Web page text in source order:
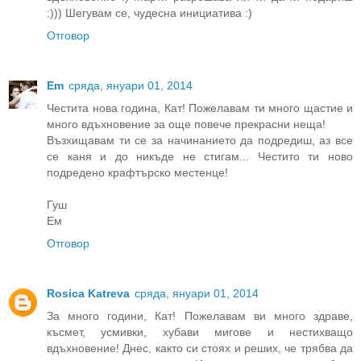
:))) Шегувам се, чудесна инициатива :)
Отговор
Em сряда, януари 01, 2014
Честита нова година, Кат! Пожелавам ти много щастие и
много вдъхновение за още повече прекрасни неща!
Възхищавам ти се за начинанието да подредиш, аз все
се каня и до никъде не стигам... Честито ти ново
подредено крафтърско местенце!
Гуш
Ем
Отговор
Rosica Katreva сряда, януари 01, 2014
За много години, Кат! Пожелавам ви много здраве,
късмет, усмивки, хубави мигове и нестихващо
вдъхновение! Днес, както си стоях и реших, че трябва да